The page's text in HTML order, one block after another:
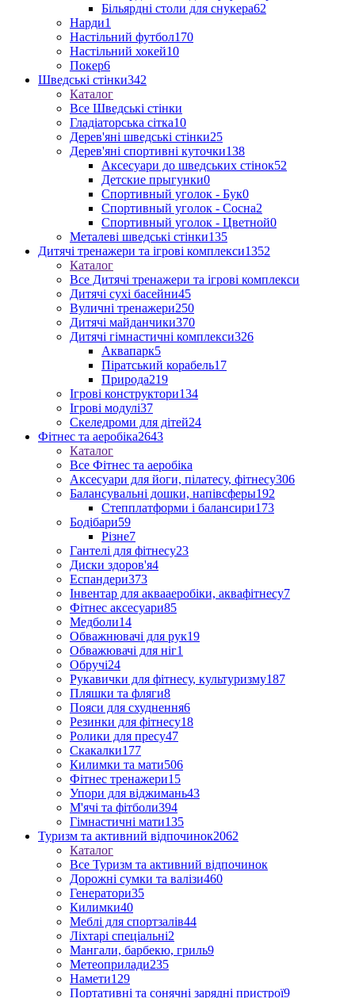
Більярдні столи для снукера62
Нарди1
Настільний футбол170
Настільний хокей10
Покер6
Шведські стінки342
Каталог
Все Шведські стінки
Гладіаторська сітка10
Дерев'яні шведські стінки25
Дерев'яні спортивні куточки138
Аксесуари до шведських стінок52
Детские прыгунки0
Спортивный уголок - Бук0
Спортивный уголок - Сосна2
Спортивный уголок - Цветной0
Металеві шведські стінки135
Дитячі тренажери та ігрові комплекси1352
Каталог
Все Дитячі тренажери та ігрові комплекси
Дитячі сухі басейни45
Вуличні тренажери250
Дитячі майданчики370
Дитячі гімнастичні комплекси326
Аквапарк5
Піратський корабель17
Природа219
Ігрові конструктори134
Ігрові модулі37
Скеледроми для дітей24
Фітнес та аеробіка2643
Каталог
Все Фітнес та аеробіка
Аксесуари для йоги, пілатесу, фітнесу306
Балансувальні дошки, напівсферы192
Степплатформи і балансири173
Бодібари59
Різне7
Гантелі для фітнесу23
Диски здоров'я4
Еспандери373
Інвентар для аквааеробіки, аквафітнесу7
Фітнес аксесуари85
Медболи14
Обважнювачі для рук19
Обважювачі для ніг1
Обручі24
Рукавички для фітнесу, культуризму187
Пляшки та фляги8
Пояси для схуднення6
Резинки для фітнесу18
Ролики для пресу47
Скакалки177
Килимки та мати506
Фітнес тренажери15
Упори для віджимань43
М'ячі та фітболи394
Гімнастичні мати135
Туризм та активний відпочинок2062
Каталог
Все Туризм та активний відпочинок
Дорожні сумки та валізи460
Генератори35
Килимки40
Меблі для спортзалів44
Ліхтарі спеціальні2
Мангали, барбекю, гриль9
Метеоприлади235
Намети129
Портативні та сонячні зарядні пристрої9